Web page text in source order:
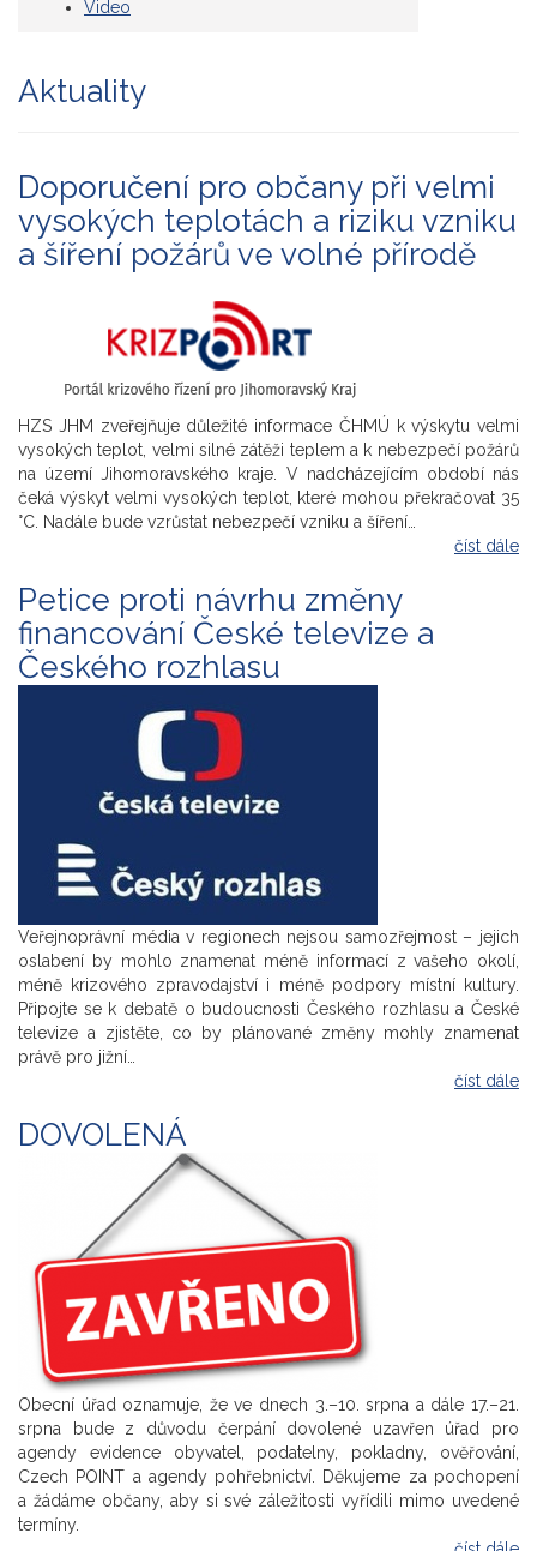
Video
Aktuality
Doporučení pro občany při velmi
vysokých teplotách a riziku vzniku
a šíření požárů ve volné přírodě
HZS JHM zveřejňuje důležité informace ČHMÚ k výskytu velmi
vysokých teplot, velmi silné zátěži teplem a k nebezpečí požárů
na území Jihomoravského kraje. V nadcházejícím období nás
čeká výskyt velmi vysokých teplot, které mohou překračovat 35
°C. Nadále bude vzrůstat nebezpečí vzniku a šíření…
číst dále
Petice proti návrhu změny
financování České televize a
Českého rozhlasu
Veřejnoprávní média v regionech nejsou samozřejmost – jejich
oslabení by mohlo znamenat méně informací z vašeho okolí,
méně krizového zpravodajství i méně podpory místní kultury.
Připojte se k debatě o budoucnosti Českého rozhlasu a České
televize a zjistěte, co by plánované změny mohly znamenat
právě pro jižní…
číst dále
DOVOLENÁ
Obecní úřad oznamuje, že ve dnech 3.–10. srpna a dále 17.–21.
srpna bude z důvodu čerpání dovolené uzavřen úřad pro
agendy evidence obyvatel, podatelny, pokladny, ověřování,
Czech POINT a agendy pohřebnictví. Děkujeme za pochopení
a žádáme občany, aby si své záležitosti vyřídili mimo uvedené
termíny.